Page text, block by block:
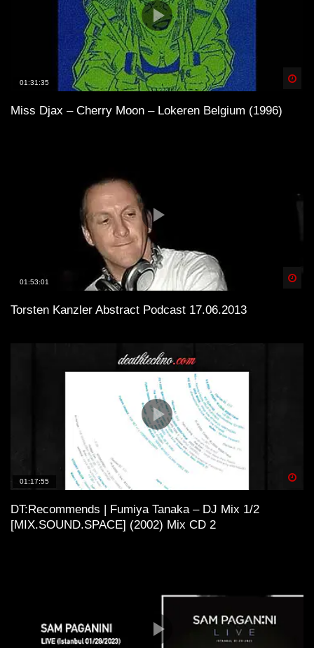
01:31:35
Miss Djax – Cherry Moon – Lokeren Belgium (1996)
01:53:01
Torsten Kanzler Abstract Podcast 17.06.2013
01:17:55
DT:Recommends | Fumiya Tanaka – DJ Mix 1/2
[MIX.SOUND.SPACE] (2002) Mix CD 2